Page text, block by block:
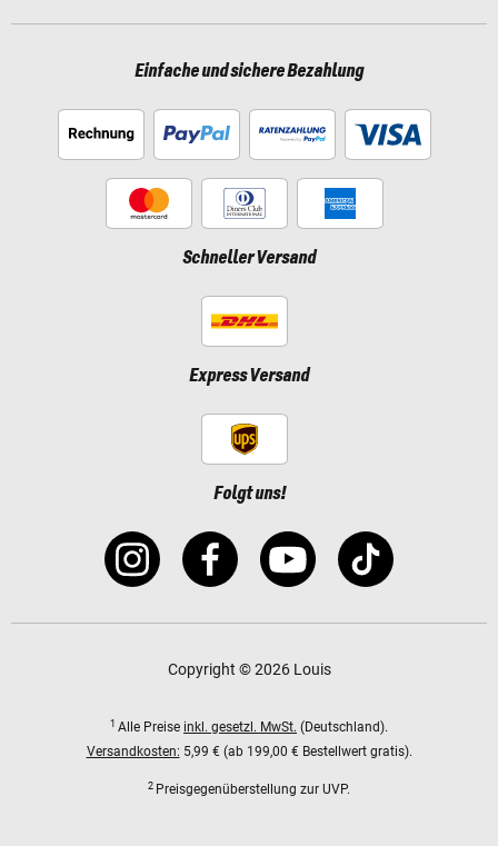
Einfache und sichere Bezahlung
Schneller Versand
Express Versand
Folgt uns!
Copyright © 2026 Louis
1 Alle Preise inkl. gesetzl. MwSt. (Deutschland).
Versandkosten: 5,99 € (ab 199,00 € Bestellwert gratis).
2 Preisgegenüberstellung zur UVP.